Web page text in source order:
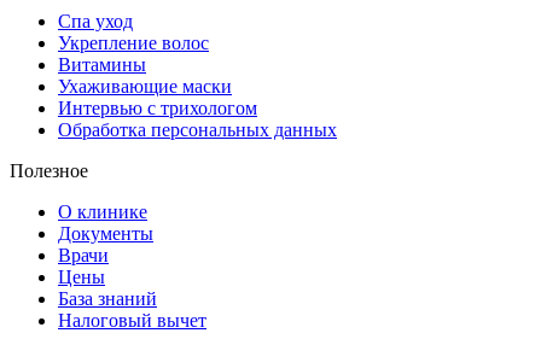
Спа уход
Укрепление волос
Витамины
Ухаживающие маски
Интервью с трихологом
Обработка персональных данных
Полезное
О клинике
Документы
Врачи
Цены
База знаний
Налоговый вычет